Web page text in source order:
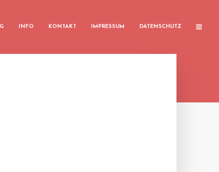
INFO KONTAKT IMPRESSUM DATENSCHUTZ